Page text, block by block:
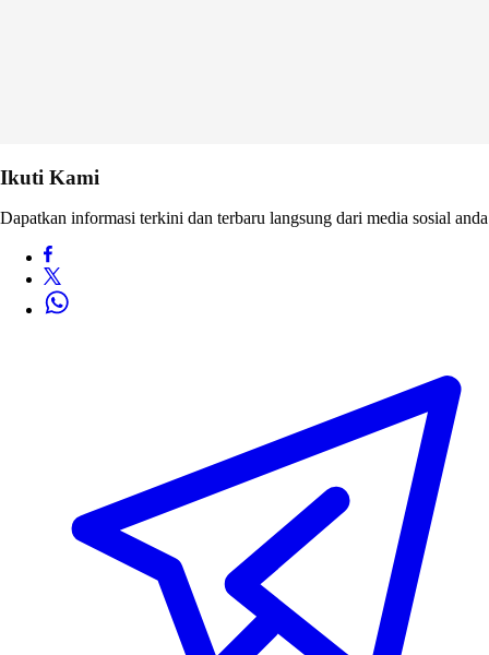
Ikuti Kami
Dapatkan informasi terkini dan terbaru langsung dari media sosial anda